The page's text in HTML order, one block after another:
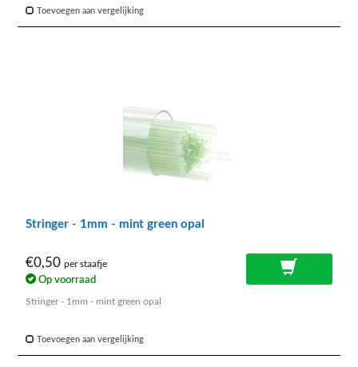
Toevoegen aan vergelijking
Stringer - 1mm - mint green opal
€0,50 per staafje
Op voorraad
Stringer - 1mm - mint green opal
Toevoegen aan vergelijking